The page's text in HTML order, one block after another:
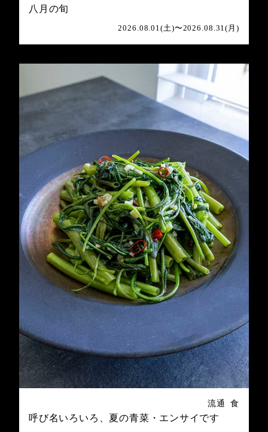
八月の旬
2026.08.01(土)〜2026.08.31(月)
流通 食
呼び名いろいろ、夏の青菜・エンサイです